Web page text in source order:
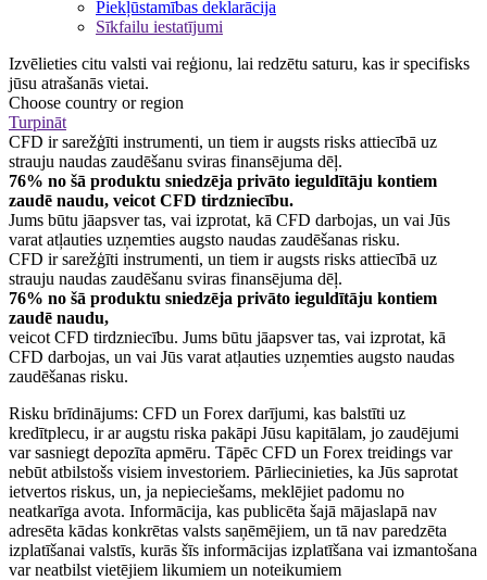
Piekļūstamības deklarācija
Sīkfailu iestatījumi
Izvēlieties citu valsti vai reģionu, lai redzētu saturu, kas ir specifisks
jūsu atrašanās vietai.
Choose country or region
Turpināt
CFD ir sarežģīti instrumenti, un tiem ir augsts risks attiecībā uz
strauju naudas zaudēšanu sviras finansējuma dēļ.
76% no šā produktu sniedzēja privāto ieguldītāju kontiem
zaudē naudu, veicot CFD tirdzniecību.
Jums būtu jāapsver tas, vai izprotat, kā CFD darbojas, un vai Jūs
varat atļauties uzņemties augsto naudas zaudēšanas risku.
CFD ir sarežģīti instrumenti, un tiem ir augsts risks attiecībā uz
strauju naudas zaudēšanu sviras finansējuma dēļ.
76% no šā produktu sniedzēja privāto ieguldītāju kontiem
zaudē naudu,
veicot CFD tirdzniecību. Jums būtu jāapsver tas, vai izprotat, kā
CFD darbojas, un vai Jūs varat atļauties uzņemties augsto naudas
zaudēšanas risku.
Risku brīdinājums: CFD un Forex darījumi, kas balstīti uz
kredītplecu, ir ar augstu riska pakāpi Jūsu kapitālam, jo zaudējumi
var sasniegt depozīta apmēru. Tāpēc CFD un Forex treidings var
nebūt atbilstošs visiem investoriem. Pārliecinieties, ka Jūs saprotat
ietvertos riskus, un, ja nepieciešams, meklējiet padomu no
neatkarīga avota. Informācija, kas publicēta šajā mājaslapā nav
adresēta kādas konkrētas valsts saņēmējiem, un tā nav paredzēta
izplatīšanai valstīs, kurās šīs informācijas izplatīšana vai izmantošana
var neatbilst vietējiem likumiem un noteikumiem